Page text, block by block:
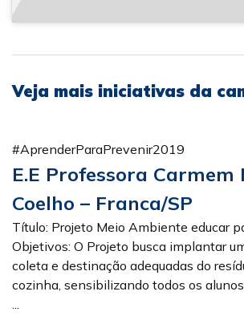
Veja mais iniciativas da
#AprenderParaPrevenir2019
E.E Professora Carmem
Coelho – Franca/SP
Título: Projeto Meio Ambiente educar
Objetivos: O Projeto busca implantar
coleta e destinação adequadas do
cozinha, sensibilizando todos os